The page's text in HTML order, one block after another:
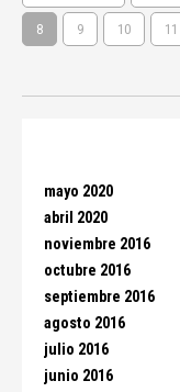
8 9 10 11
mayo 2020
abril 2020
noviembre 2016
octubre 2016
septiembre 2016
agosto 2016
julio 2016
junio 2016